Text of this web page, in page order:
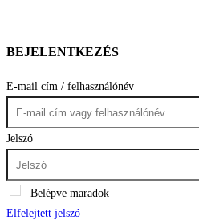
BEJELENTKEZÉS
E-mail cím / felhasználónév
Jelszó
Belépve maradok
Elfelejtett jelszó